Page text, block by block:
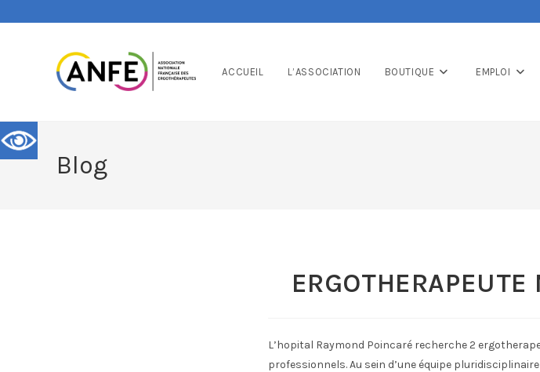
ACCUEIL L’ASSOCIATION BOUTIQUE EMPLOI
Blog
L’hopital Raymond Poincaré recherche 2
professionnels. Au sein d’une équipe